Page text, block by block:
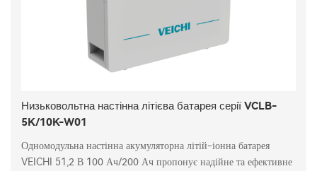
Низьковольтна настінна літієва батарея серії VCLB-
5K/10K-W01
Одномодульна настінна акумуляторна літій-іонна батарея
VEICHI 51,2 В 100 Ач/200 Ач пропонує надійне та ефективне